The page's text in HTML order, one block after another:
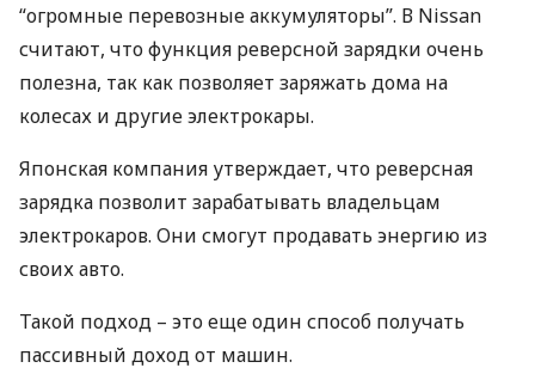
“огромные перевозные аккумуляторы”. В Nissan
считают, что функция реверсной зарядки очень
полезна, так как позволяет заряжать дома на
колесах и другие электрокары.
Японская компания утверждает, что реверсная
зарядка позволит зарабатывать владельцам
электрокаров. Они смогут продавать энергию из
своих авто.
Такой подход – это еще один способ получать
пассивный доход от машин.